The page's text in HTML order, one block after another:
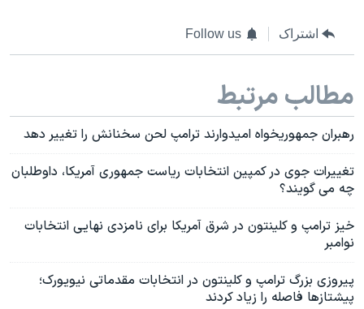
اشتراک Follow us
مطالب مرتبط
رهبران جمهوریخواه امیدوارند ترامپ لحن سخنانش را تغییر دهد
تغییرات جوی در کمپین انتخابات ریاست جمهوری آمریکا، داوطلبان
چه می گویند؟
خیز ترامپ و کلینتون در شرق آمریکا برای نامزدی نهایی انتخابات
نوامبر
پیروزی بزرگ ترامپ و کلینتون در انتخابات مقدماتی نیویورک؛
پیشتازها فاصله را زیاد کردند